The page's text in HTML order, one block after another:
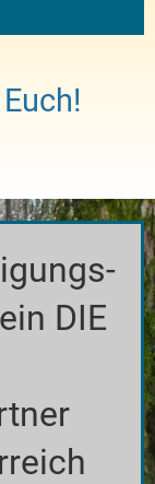
DIE